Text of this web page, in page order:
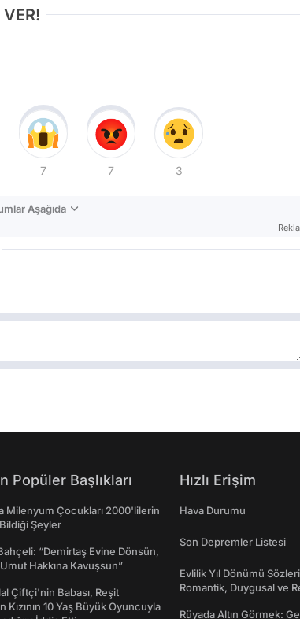
7 7 3
Aşağıda
Popüler Başlıkları
Milenyum Çocukları 2000'lilerin
Şeyler
“Demirtaş Evine Dönsün,
Hakkına Kavuşsun”
Çiftçi'nin Babası, Reşit
Kızının 10 Yaş Büyük Oyuncuyla
Hızlı Erişim
Hava Durumu
Son Depremler Listesi
Evlilik Yıl Dönümü
Romantik, Duygusal ve
Rüyada Altın Görmek: